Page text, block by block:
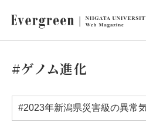
#ゲノム進化